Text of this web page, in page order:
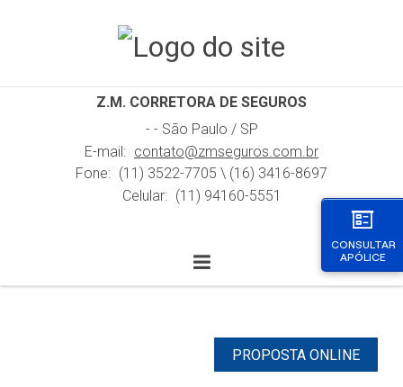
CONSULTAR
APÓLICE
Z.M. CORRETORA DE SEGUROS
- - São Paulo / SP
E-mail: contato@zmseguros.com.br
Fone: (11) 3522-7705 \ (16) 3416-8697
Celular: (11) 94160-5551
PROPOSTA ONLINE